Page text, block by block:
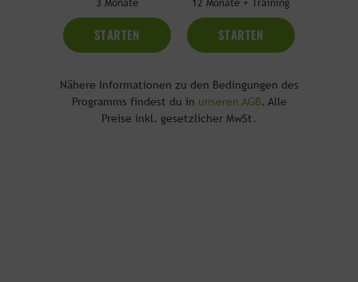
3 Monate
STARTEN
12 Monate + Training
STARTEN
Nähere Informationen zu den Bedingungen des
Programms findest du in unseren AGB. Alle
Preise inkl. gesetzlicher MwSt.